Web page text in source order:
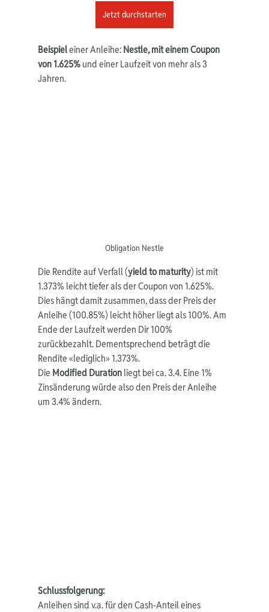
Jetzt durchstarten
Beispiel einer Anleihe: Nestle, mit einem Coupon
von 1.625% und einer Laufzeit von mehr als 3
Jahren.
Obligation Nestle
Die Rendite auf Verfall (yield to maturity) ist mit
1.373% leicht tiefer als der Coupon von 1.625%.
Dies hängt damit zusammen, dass der Preis der
Anleihe (100.85%) leicht höher liegt als 100%. Am
Ende der Laufzeit werden Dir 100%
zurückbezahlt. Dementsprechend beträgt die
Rendite «lediglich» 1.373%.
Die Modified Duration liegt bei ca. 3.4. Eine 1%
Zinsänderung würde also den Preis der Anleihe
um 3.4% ändern.
Schlussfolgerung:
Anleihen sind v.a. für den Cash-Anteil eines